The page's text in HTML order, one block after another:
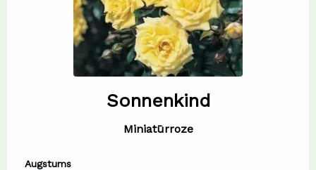
Sonnenkind
Miniatūrroze
Augstums